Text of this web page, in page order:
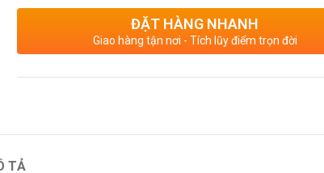
ĐẶT HÀNG NHANH
Giao hàng tận nơi - Tích lũy điểm trọn đời
TẢ